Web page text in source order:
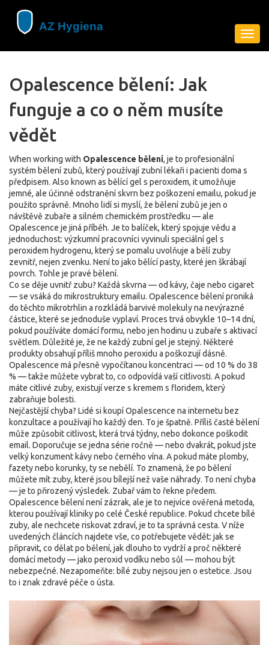
Opalescence bělení: Jak
funguje a co o něm musíte
vědět
When working with Opalescence bělení, je to profesionální
systém bělení zubů, který používají zubní lékaři i pacienti doma s
předpisem. Also known as bělící gel s peroxidem, itumožňuje
jemné, ale účinné odstranění skvrn bez poškození emailu, pokud je
použito správně. Mnoho lidí si myslí, že bělení zubů je jen o
návštěvě zubaře a silném chemickém prostředku — ale
Opalescence je jiná příběh. Je to balíček, který spojuje vědu a
jednoduchost: výzkumní pracovníci vyvinuli speciální gel s
peroxidem hydrogenu, který se pomalu uvolňuje a bělí zuby
zevnitř, nejen zvenku. Není to jako bělící pasty, které jen škrábají
povrch. Tohle je pravé bělení.
Co se děje uvnitř zubu? Každá skvrna — od kávy, čaje nebo cigaret
— se vsáká do mikrostruktury emailu. Opalescence bělení proniká
do těchto mikrotrhlin a rozkládá barvivé molekuly na nevýrazné
částice, které se jednoduše vyplaví. Proces trvá obvykle 10–14 dní,
pokud používáte domácí formu, nebo jen hodinu u zubaře s aktivací
světlem. Důležité je, že ne každý zubní gel je stejný. Některé
produkty obsahují příliš mnoho peroxidu a poškozují dásně.
Opalescence má přesně vypočítanou koncentraci — od 10 % do 38
% — takže můžete vybrat to, co odpovídá vaší citlivosti. A pokud
máte citlivé zuby, existují verze s kremem s floridem, který
zabraňuje bolesti.
Nejčastější chyba? Lidé si koupí Opalescence na internetu bez
konzultace a používají ho každý den. To je špatně. Příliš časté bělení
může způsobit citlivost, která trvá týdny, nebo dokonce poškodit
email. Doporučuje se jedna série ročně — nebo dvakrát, pokud jste
velký konzument kávy nebo černého vína. A pokud máte plomby,
fazety nebo korunky, ty se nebělí. To znamená, že po bělení
můžete mít zuby, které jsou bílejší než vaše náhrady. To není chyba
— je to přirozený výsledek. Zubař vám to řekne předem.
Opalescence bělení není zázrak, ale je to nejvíce ověřená metoda,
kterou používají kliniky po celé České republice. Pokud chcete bílé
zuby, ale nechcete riskovat zdraví, je to ta správná cesta. V níže
uvedených článcích najdete vše, co potřebujete vědět: jak se
připravit, co dělat po bělení, jak dlouho to vydrží a proč některé
domácí metody — jako peroxid vodíku nebo sůl — mohou být
nebezpečné. Nezapomeňte: bílé zuby nejsou jen o estetice. Jsou
to i znak zdravé péče o ústa.